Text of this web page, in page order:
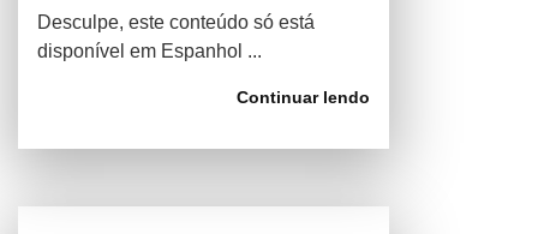
Desculpe, este conteúdo só está
disponível em Espanhol ...
Continuar lendo